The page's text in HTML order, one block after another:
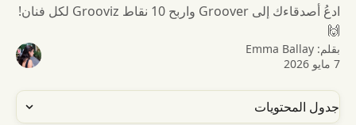
ادعُ أصدقاءك إلى Groover واربح 10 نقاط Grooviz لكل فنان!
🙌
بقلم: Emma Ballay
7 مايو 2026
جدول المحتويات